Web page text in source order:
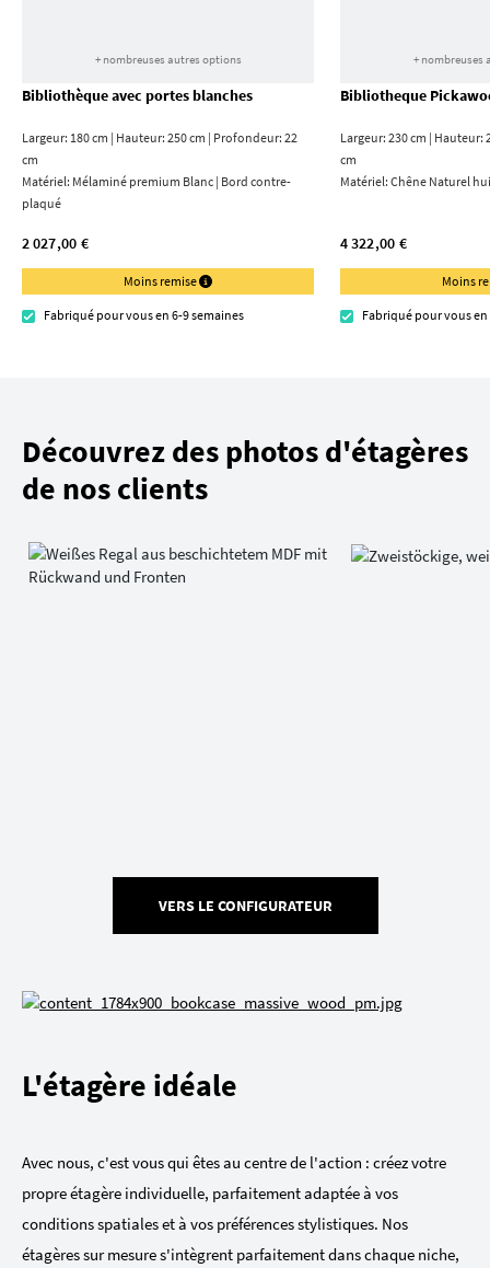
+ nombreuses autres options
Bibliothèque avec portes blanches
Largeur: 180 cm | Hauteur: 250 cm | Profondeur: 22
cm
Matériel: Mélaminé premium Blanc | Bord contre­
plaqué
2 027,00 €
Moins remise
Fabriqué pour vous en 6-9 semaines
+ nombreuses
Bibliotheque
Largeur: 230 cm | Hauteur:
cm
Matériel:Chêne Naturel
4 322,00 €
Moins
Fabriqué pour vous en
Découvrez des photos d'étagères
de nos clients
VERS LE CONFIGURATEUR
L'étagère idéale
Avec nous, c'est vous qui êtes au centre de l'action : créez votre
propre étagère individuelle, parfaitement adaptée à vos
conditions spatiales et à vos préférences stylistiques. Nos
étagères sur mesure s'intègrent parfaitement dans chaque niche,